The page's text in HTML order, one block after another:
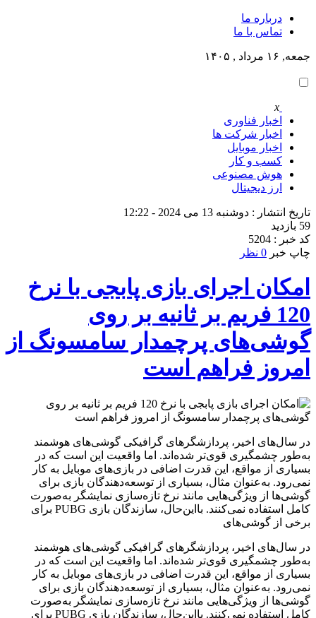
درباره ما
تماس با ما
جمعه, ۱۶ مرداد , ۱۴۰۵
x
اخبار فناوری
اخبار شرکت ها
اخبار موبایل
کسب و کار
هوش مصنوعی
ارز دیجیتال
تاریخ انتشار : دوشنبه 13 می 2024 - 12:22
59 بازدید
کد خبر : 5204
چاپ خبر 0 نظر
امکان اجرای بازی پابجی با نرخ
120 فریم بر ثانیه بر روی
گوشی‌های پرچمدار سامسونگ از
امروز فراهم است
در سال‌های اخیر، پردازشگرهای گرافیکی گوشی‌های هوشمند
به‌طور چشمگیری قوی‌تر شده‌اند. اما واقعیت این است که در
بسیاری از مواقع، این قدرت اضافی در بازی‌های موبایل به کار
نمی‌رود. به‌عنوان مثال، بسیاری از توسعه‌دهندگان بازی برای
گوشی‌ها از ویژگی‌هایی مانند نرخ تازه‌سازی نمایشگر به‌صورت
کامل استفاده نمی‌کنند. بااین‌حال، سازندگان بازی PUBG برای
برخی از گوشی‌های
در سال‌های اخیر، پردازشگرهای گرافیکی گوشی‌های هوشمند
به‌طور چشمگیری قوی‌تر شده‌اند. اما واقعیت این است که در
بسیاری از مواقع، این قدرت اضافی در بازی‌های موبایل به کار
نمی‌رود. به‌عنوان مثال، بسیاری از توسعه‌دهندگان بازی برای
گوشی‌ها از ویژگی‌هایی مانند نرخ تازه‌سازی نمایشگر به‌صورت
کامل استفاده نمی‌کنند. بااین‌حال، سازندگان بازی PUBG برای